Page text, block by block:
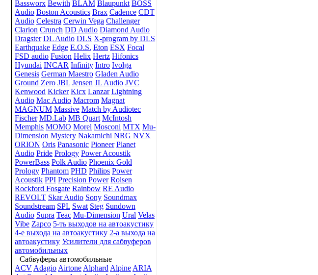
Bassworx Bewith BLAM Blaupunkt BOSS
Audio Boston Acoustics Brax Cadence CDT
Audio Celestra Cerwin Vega Challenger
Clarion Crunch DD Audio Diamond Audio
Dragster DL Audio DLS X-program by DLS
Earthquake Edge E.O.S. Eton ESX Focal
FSD audio Fusion Helix Hertz Hifonics
Hyundai INCAR Infinity Intro Ivolga
Genesis German Maestro Gladen Audio
Ground Zero JBL Jensen JL Audio JVC
Kenwood Kicker Kicx Lanzar Lightning
Audio Mac Audio Macrom Magnat
MAGNUM Massive Match by Audiotec
Fischer MD.Lab MB Quart McIntosh
Memphis MOMO Morel Mosconi MTX Mu-
Dimension Mystery Nakamichi NRG NVX
ORION Oris Panasonic Pioneer Planet
Audio Pride Prology Power Acoustik
PowerBass Polk Audio Phoenix Gold
Prology Phantom PHD Philips Power
Acoustik PPI Precision Power Rolsen
Rockford Fosgate Rainbow RE Audio
REVOLT Skar Audio Sony Soundmax
Soundstream SPL Swat Steg Sundown
Audio Supra Teac Mu-Dimension Ural Velas
Vibe Zapco 5-ть выходов на автоакустику
4-е выхода на автоакустику 2-а выхода на
автоакустику Усилители для сабвуферов
автомобильных
Сабвуферы автомобильные
ACV Adagio Airtone Alphard Alpine ARIA